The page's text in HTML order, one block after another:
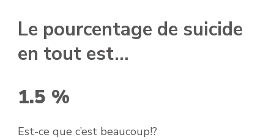
Le pourcentage de suicide
en tout est…
1.5 %
Est-ce que c’est beaucoup!?